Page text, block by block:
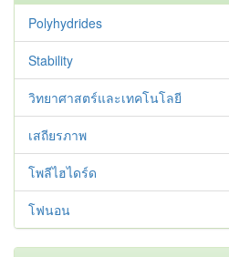
Polyhydrides
Stability
วิทยาศาสตร์และเทคโนโลยี
เสถียรภาพ
โพลีไฮไดร์ด
โฟนอน